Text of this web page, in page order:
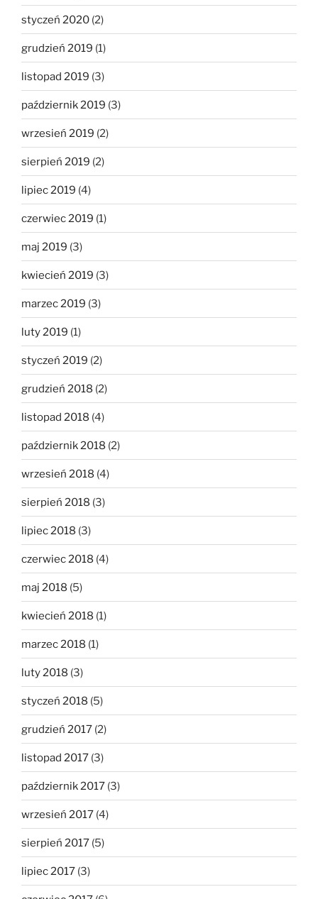
styczeń 2020 (2)
grudzień 2019 (1)
listopad 2019 (3)
październik 2019 (3)
wrzesień 2019 (2)
sierpień 2019 (2)
lipiec 2019 (4)
czerwiec 2019 (1)
maj 2019 (3)
kwiecień 2019 (3)
marzec 2019 (3)
luty 2019 (1)
styczeń 2019 (2)
grudzień 2018 (2)
listopad 2018 (4)
październik 2018 (2)
wrzesień 2018 (4)
sierpień 2018 (3)
lipiec 2018 (3)
czerwiec 2018 (4)
maj 2018 (5)
kwiecień 2018 (1)
marzec 2018 (1)
luty 2018 (3)
styczeń 2018 (5)
grudzień 2017 (2)
listopad 2017 (3)
październik 2017 (3)
wrzesień 2017 (4)
sierpień 2017 (5)
lipiec 2017 (3)